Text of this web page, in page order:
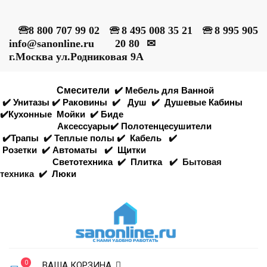
🕾8 800 707 99 02 🕾 8 495 008 35 21 🕾 8 995 905
20 80
✉
info@sanonline.ru
г.Москва ул.Родниковая 9А
Смесители ✔️ Мебель для Ванной
✔️ Унитазы ✔️ Раковины ✔️ Душ ✔️ Душевые Кабины
✔️Кухонные Мойки ✔️ Биде
Аксессуары✔️ Полотенцесушители
✔️Трапы ✔️ Теплые полы ✔️ Кабель
✔️
Розетки ✔️ Автоматы ✔️ Щитки
Светотехника ✔️ Плитка ✔️ Бытовая
техника ✔️ Люки
0